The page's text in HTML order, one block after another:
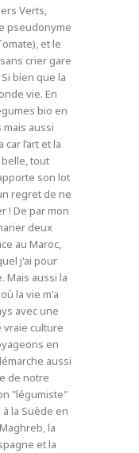
Verts,
pseudonyme
et le
crier gare
bien que la
vie. En
bio en
aussi
l’art et la
tout
son lot
regret de ne
! De par mon
deux
au Maroc,
j'ai pour
Mais aussi la
la vie m'a
avec une
vraie culture
en
aussi
de notre
"légumiste"
la Suède en
la
et la